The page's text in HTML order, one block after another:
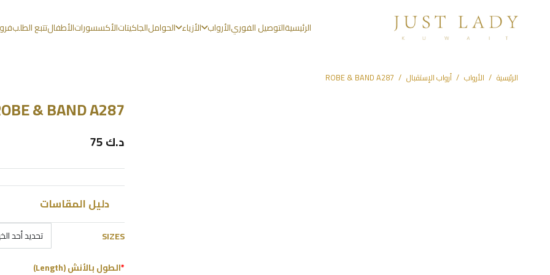
الرئيسيةالتوصيل الفوريالأرواب الأزياء الحواملالجاكيتاتالأكسسوراتالأطفالتتبع الطلب
الرئيسية / الأرواب / أرواب الإستقبال /
ROBE & BAND A287
& BAND A287
د.ك
دليل المقاسات
SIZES
*الطول بالأنش (Length)